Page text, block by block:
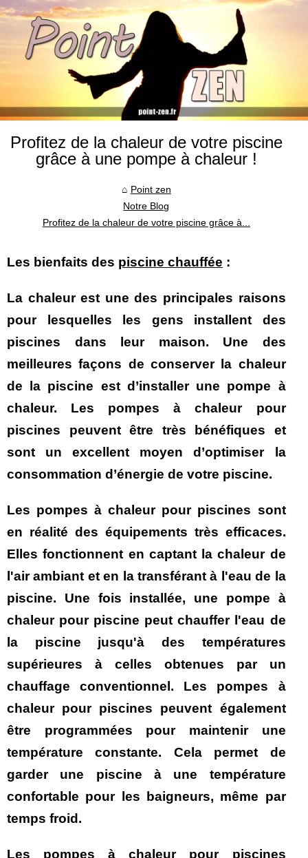
Profitez de la chaleur de votre piscine
grâce à une pompe à chaleur !
Point zen
Notre Blog
Profitez de la chaleur de votre piscine grâce à...
Les bienfaits des piscine chauffée :
La chaleur est une des principales raisons
pour lesquelles les gens installent des
piscines dans leur maison. Une des
meilleures façons de conserver la chaleur
de la piscine est d’installer une pompe à
chaleur. Les pompes à chaleur pour
piscines peuvent être très bénéfiques et
sont un excellent moyen d’optimiser la
consommation d’énergie de votre piscine.
Les pompes à chaleur pour piscines sont
en réalité des équipements très efficaces.
Elles fonctionnent en captant la chaleur de
l'air ambiant et en la transférant à l'eau de la
piscine. Une fois installée, une pompe à
chaleur pour piscine peut chauffer l'eau de
la piscine jusqu'à des températures
supérieures à celles obtenues par un
chauffage conventionnel. Les pompes à
chaleur pour piscines peuvent également
être programmées pour maintenir une
température constante. Cela permet de
garder une piscine à une température
confortable pour les baigneurs, même par
temps froid.
Les pompes à chaleur pour piscines